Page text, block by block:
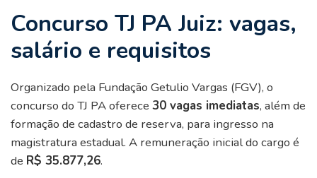
Concurso TJ PA Juiz: vagas,
salário e requisitos
Organizado pela Fundação Getulio Vargas (FGV), o
concurso do TJ PA oferece 30 vagas imediatas, além de
formação de cadastro de reserva, para ingresso na
magistratura estadual. A remuneração inicial do cargo é
de R$ 35.877,26.